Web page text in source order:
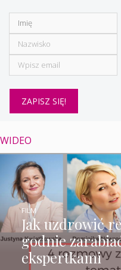
WIDEO
Jak uzdrowić
godnie
ekspertkami
FILM